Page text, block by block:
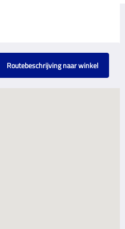
Routebeschrijving naar winkel